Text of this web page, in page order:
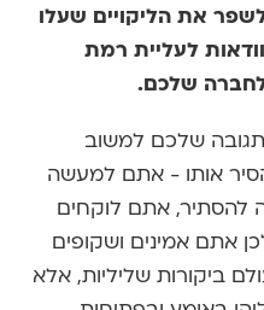
את הליקויים שעלו
לעליית רמת
שלכם.
תגובה שלכם למשוב
אותו - אתם למעשה
להסתיר, אתם לוקחים
אתם אמינים ושקופים
ביקורות שליליות, אלא